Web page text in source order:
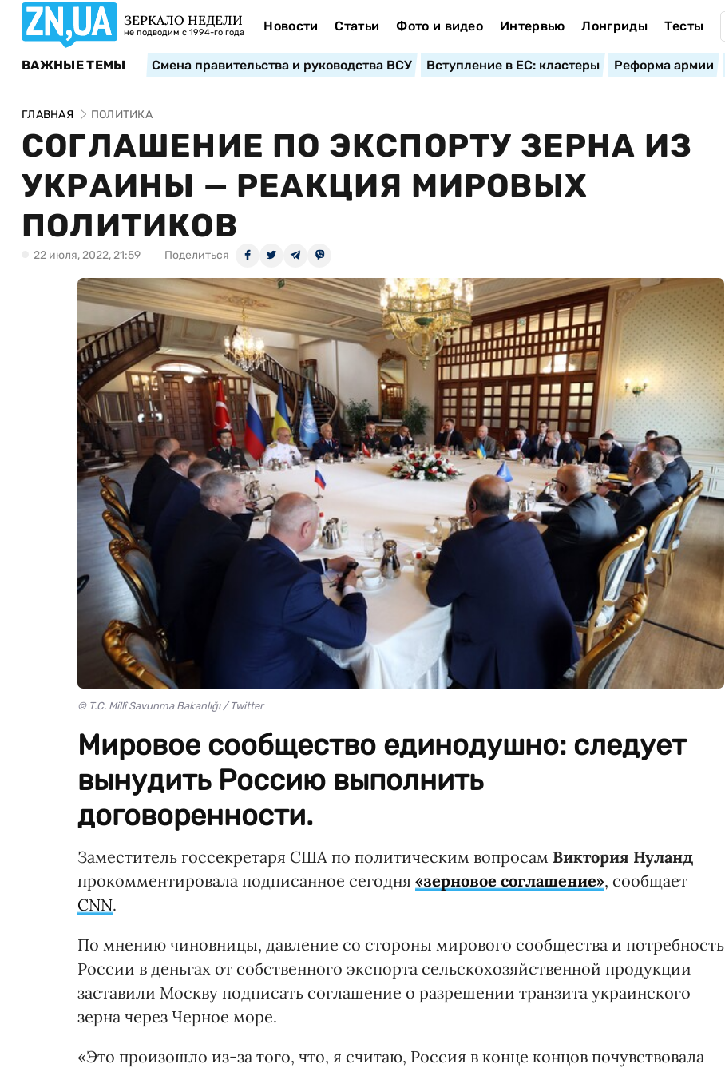
ЗЕРКАЛО НЕДЕЛИ
не подводим с 1994-го года Новости Статьи Фото и видео Интервью Лонгриды Тесты
ВАЖНЫЕ ТЕМЫ Смена правительства и руководства ВСУ Вступление в ЕС: кластеры Реформа армии
ГЛАВНАЯ ПОЛИТИКА
СОГЛАШЕНИЕ ПО ЭКСПОРТУ ЗЕРНА ИЗ
УКРАИНЫ — РЕАКЦИЯ МИРОВЫХ
ПОЛИТИКОВ
22 июля, 2022, 21:59 Поделиться
© T.C. Millî Savunma Bakanlığı / Twitter
Мировое сообщество единодушно: следует
вынудить Россию выполнить
договоренности.
Заместитель госсекретаря США по политическим вопросам Виктория Нуланд
прокомментировала подписанное сегодня «зерновое соглашение», сообщает
CNN.
По мнению чиновницы, давление со стороны мирового сообщества и потребность
России в деньгах от собственного экспорта сельскохозяйственной продукции
заставили Москву подписать соглашение о разрешении транзита украинского
зерна через Черное море.
«Это произошло из-за того, что, я считаю, Россия в конце концов почувствовала